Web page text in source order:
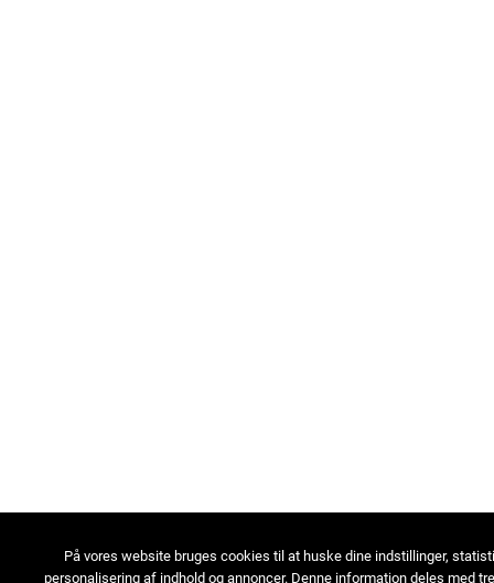
På vores website bruges cookies til at huske dine indstillinger,
personalisering af indhold og annoncer. Denne information deles med